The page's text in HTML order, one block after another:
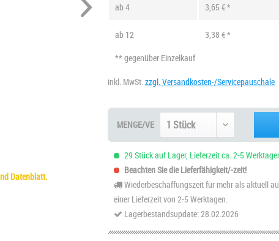
Datenblatt.
ab4 3,65 € *
ab 12 3,38 € *
** gegenüber Einzelkauf
inkl. MwSt.zzgl. Versandkosten-/Servicepauschale
MENGE/VE
29 Stück auf Lager, Lieferzeit ca. 2-5
Beachten Sie die Lieferfähigkeit/-zeit!
Wiederbeschaffungszeit für mehr als aktuell
einer Lieferzeit von 2-5 Werktagen.
Lagerbestandsupdate: 28.02.2026